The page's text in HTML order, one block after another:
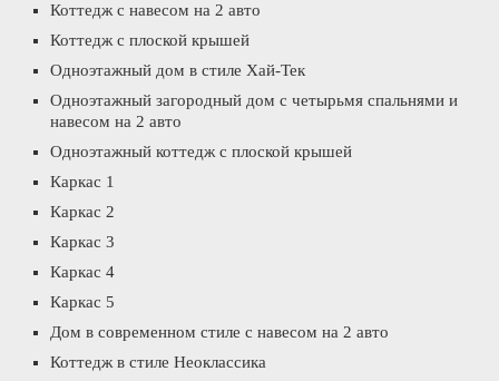
Коттедж с навесом на 2 авто
Коттедж с плоской крышей
Одноэтажный дом в стиле Хай-Тек
Одноэтажный загородный дом с четырьмя спальнями и
навесом на 2 авто
Одноэтажный коттедж с плоской крышей
Каркас 1
Каркас 2
Каркас 3
Каркас 4
Каркас 5
Дом в современном стиле с навесом на 2 авто
Коттедж в стиле Неоклассика